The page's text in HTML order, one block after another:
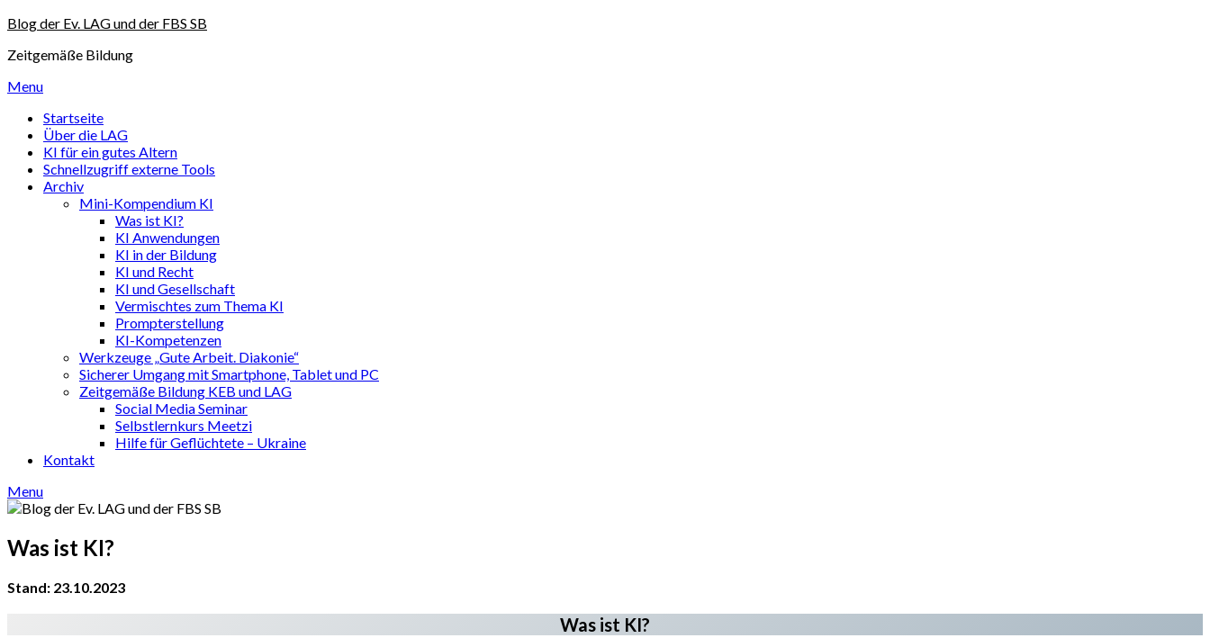
Skip
content
Blog der Ev. LAG und der FBS SB
Zeitgemäße Bildung
Menu
Startseite
Über die LAG
KI für ein gutes Altern
Schnellzugriff externe Tools
Archiv
Mini-Kompendium KI
Was ist KI?
KI Anwendungen
KI in der Bildung
KI und Recht
KI und Gesellschaft
Vermischtes zum Thema KI
Prompterstellung
KI-Kompetenzen
Werkzeuge „Gute Arbeit. Diakonie“
Sicherer Umgang mit Smartphone, Tablet und PC
Zeitgemäße Bildung KEB und LAG
Social Media Seminar
Selbstlernkurs Meetzi
Hilfe für Geflüchtete – Ukraine
Kontakt
Menu
Was ist KI?
Stand: 23.10.2023
Was ist KI?